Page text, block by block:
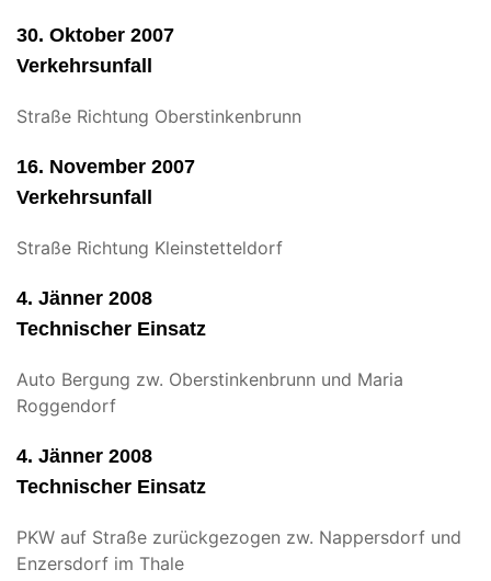
30. Oktober 2007
Verkehrsunfall
Straße Richtung Oberstinkenbrunn
16. November 2007
Verkehrsunfall
Straße Richtung Kleinstetteldorf
4. Jänner 2008
Technischer Einsatz
Auto Bergung zw. Oberstinkenbrunn und Maria
Roggendorf
4. Jänner 2008
Technischer Einsatz
PKW auf Straße zurückgezogen zw. Nappersdorf und
Enzersdorf im Thale